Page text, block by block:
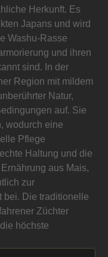
Herkunft. Es
Japans und wird
Washu-Rasse
und ihren
sind. In der
Region mit mildem
Natur,
auf. Sie
wodurch eine
Pflege
Haltung und die
aus Mais,
zur
bei. Die traditionelle
Züchter
höchste